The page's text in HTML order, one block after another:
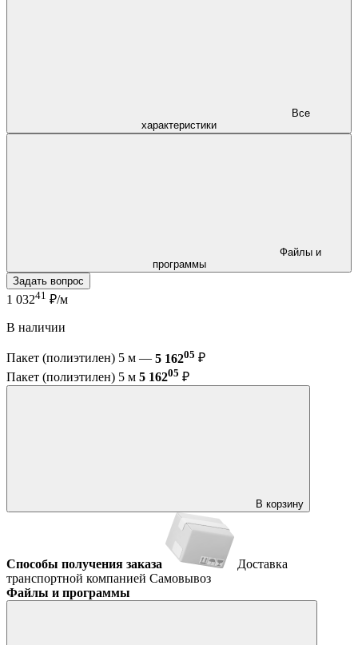
характеристики
программы
Задать вопрос
1 03241 ₽/м
В наличии
Пакет (полиэтилен) 5 м — 5 16205 ₽
Пакет (полиэтилен) 5 м 5 16205 ₽
В корзину
Способы получения заказа
Доставка
транспортной компанией Самовывоз
Файлы и программы